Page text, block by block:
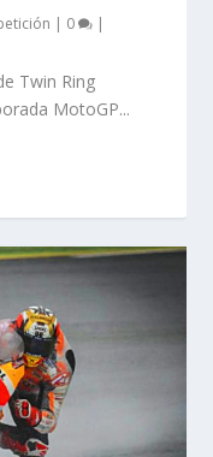
| 0 |
Twin Ring
MotoGP...